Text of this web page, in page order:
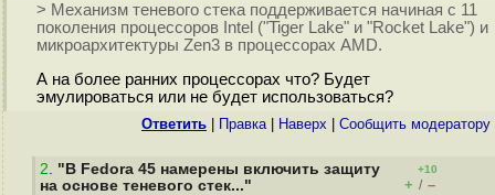
> Механизм теневого стека поддерживается начиная с 11
поколения процессоров Intel ("Tiger Lake" и "Rocket Lake") и
микроархитектуры Zen3 в процессорах AMD.
А на более ранних процессорах что? Будет
эмулироваться или не будет использоваться?
Ответить Правка| Наверх Cообщить модератору
2. "В Fedora 45 намерены включить защиту
на основе теневого стек..."
+10
+ / –